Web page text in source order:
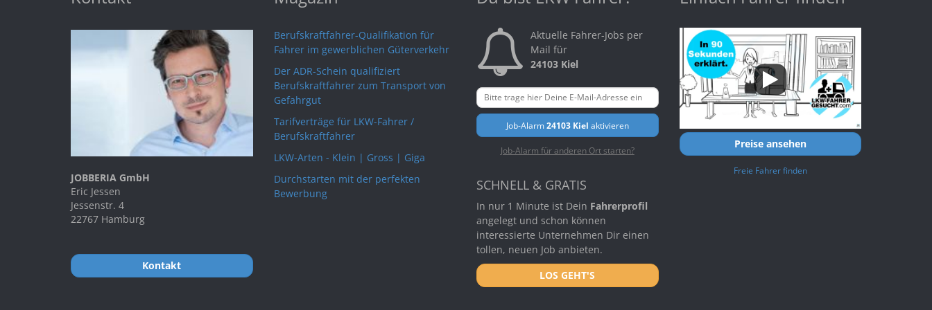
JOBBERIA GmbH
Eric Jessen
Jessenstr. 4
22767 Hamburg
Kontakt
Berufskraftfahrer-Qualifikation für
Fahrer im gewerblichen Güterverkehr
Der ADR-Schein qualifiziert
Berufskraftfahrer zum Transport von
Gefahrgut
Tarifverträge für LKW-Fahrer /
Berufskraftfahrer
LKW-Arten - Klein | Gross | Giga
Durchstarten mit der perfekten
Bewerbung
Aktuelle Fahrer-Jobs per
Mail für
24103 Kiel
Job-Alarm24103 Kiel aktivieren
Job-Alarm für anderen Ort starten?
SCHNELL & GRATIS
In nur 1 Minute ist Dein Fahrerprofil
angelegt und schon können
interessierte Unternehmen Dir einen
tollen, neuen Job anbieten.
LOS GEHT'S
Preise ansehen
Freie Fahrer finden